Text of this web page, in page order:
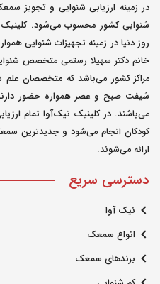
در زمینه ارزیابی شنوایی و تجویز
شنوایی کشور محسوب می‌شود. کلینیک
روز دنیا در زمینه تجهیزات شنوایی
خانم دکتر سهیلا رستمی متخصص
مراکز کشور می‌باشد که متخصصان
شیفت صبح و عصر همواره حضور
می‌باشند. در کلینیک نیک‌آوا تمام
کودکان انجام می‌شود و جدیدترین
ارائه می‌شوند.
دسترسی سریع
نیک آوا
انواع سمعک
برندهای سمعک